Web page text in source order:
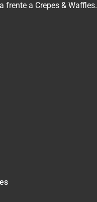
frente a Crepes & Waffles.